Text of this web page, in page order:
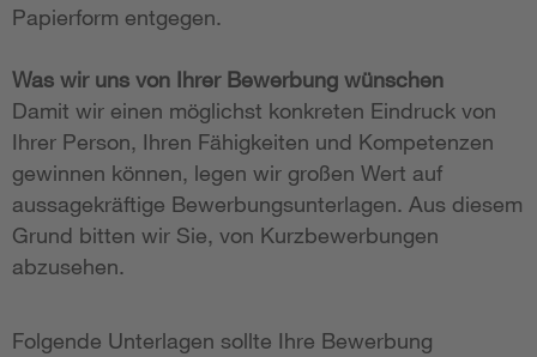
Papierform entgegen.
Was wir uns von Ihrer Bewerbung wünschen
Damit wir einen möglichst konkreten Eindruck von
Ihrer Person, Ihren Fähigkeiten und Kompetenzen
gewinnen können, legen wir großen Wert auf
aussagekräftige Bewerbungsunterlagen. Aus diesem
Grund bitten wir Sie, von Kurzbewerbungen
abzusehen.
Folgende Unterlagen sollte Ihre Bewerbung